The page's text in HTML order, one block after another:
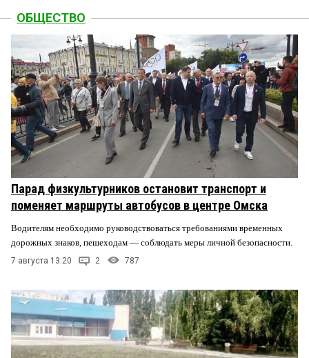
ОБЩЕСТВО
Парад физкультурников остановит транспорт и
поменяет маршруты автобусов в центре Омска
Водителям необходимо руководствоваться требованиями временных
дорожных знаков, пешеходам — соблюдать меры личной безопасности.
7 августа 13:20 2 787